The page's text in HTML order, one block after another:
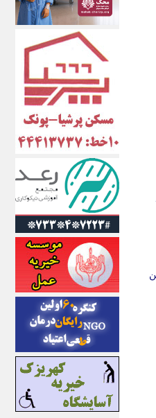
اندیشه قرن
اندیشه معاصر
اندیشه ها
انرژی پرس
ای استخدام
ایتنا
ایراف
ایران آرت
ایران آنلاین
ایران زندگی
ایران فوری
ایرانی روز
ایرانیتال
ایرنا
ایسکانیوز
ایسنا
ایکنا
ایلنا
اینتیتر
ایونا نیوز
بازتاب آنلاین
باشگاه خبرنگاران
باغستان نیوز
بامبوک
ببین و بخون
بدینسان
بنکر